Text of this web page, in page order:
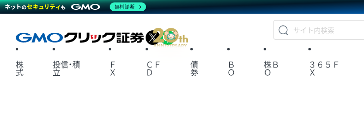
X
株
式
投信・積
立
Ｆ
Ｘ
ＣＦ
Ｄ
債
券
Ｂ
Ｏ
株Ｂ
Ｏ
３６５Ｆ
Ｘ
無料診断